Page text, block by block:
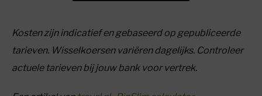
Kosten zijn indicatief en gebaseerd op gepubliceerde
tarieven. Wisselkoersen variëren dagelijks. Controleer
actuele tarieven bij jouw bank voor vertrek.